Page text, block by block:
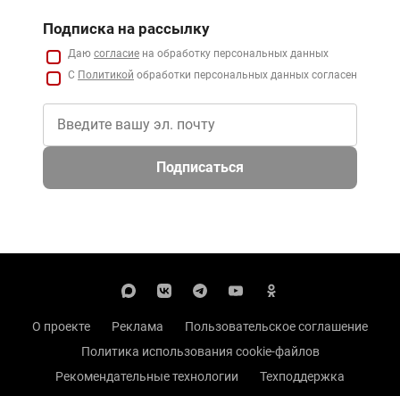
Подписка на рассылку
Даю согласие на обработку персональных данных
С Политикой обработки персональных данных согласен
Подписаться
О проекте Реклама
Пользовательское соглашение
Политика использования cookie-файлов
Рекомендательные технологии
Техподдержка